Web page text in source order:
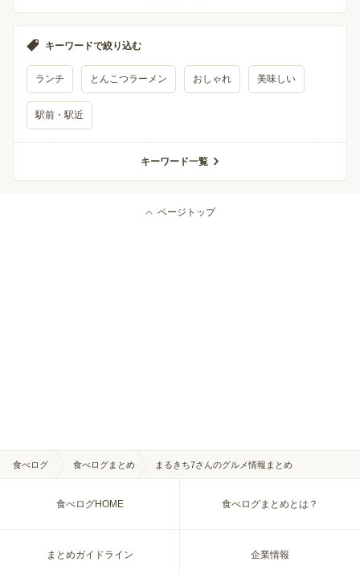
キーワードで絞り込む
ランチ とんこつラーメン おしゃれ 美味しい
駅前・駅近
キーワード一覧
ページトップ
食べログ 食べログまとめ まるきち7さんのグルメ情報まとめ
食べログHOME 食べログまとめとは？
まとめガイドライン 企業情報